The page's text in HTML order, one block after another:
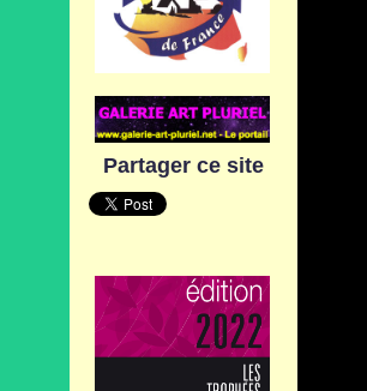
Partager ce site